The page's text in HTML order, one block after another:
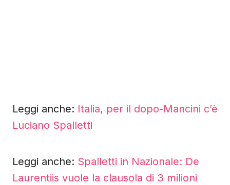
Leggi anche: Italia, per il dopo-Mancini c’è
Luciano Spalletti
Leggi anche: Spalletti in Nazionale: De
Laurentiis vuole la clausola di 3 milioni